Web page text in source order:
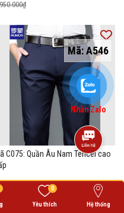
Mã:A546
C075: Quần Âu Nam Tencel cao
Yêu thích
0
Hệ thống
Nhắn Zalo